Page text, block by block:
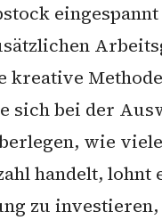
kreative
sich bei der
wie
handelt,
zu